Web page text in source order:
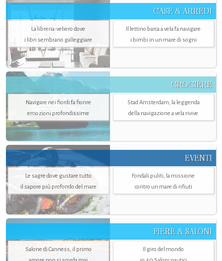
CASE & ARREDI
La libreria-veliero dove
i libri sembrano galleggiare
Il lettino barca a vela fa navigare
i bimbi in un mare di sogni
CROCIERE
Navigare nei fiordi fa fiorire
emozioni profondissime
Stad Amsterdam, la leggenda
della navigazione a vela rivive
EVENTI
Le sagre dove gustare tutto
il sapore più profondo del mare
Fondali puliti, la missione
contro un mare di rifiuti
FIERE & SALONI
Salone di Canness, il primo
Il giro del mondo